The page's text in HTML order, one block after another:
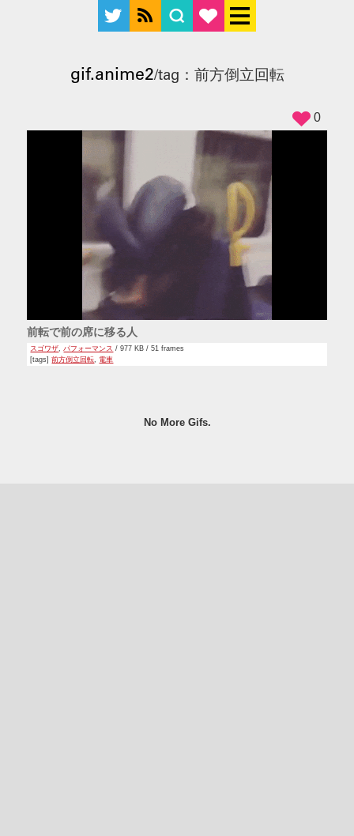
gif.anime2/tag：前方倒立回転
前転で前の席に移る人
スゴワザ パフォーマンス / 977 KB / 51 frames
[tags]前方倒立回転, 電車
0
No More Gifs.